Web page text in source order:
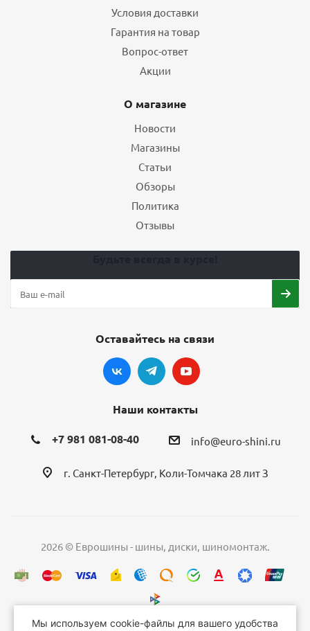
Условия доставки
Гарантия на товар
Вопрос-ответ
Акции
О магазине
Новости
Магазины
Статьи
Обзоры
Политика
Отзывы
Оставайтесь на связи
Наши контакты
+7 981 081-08-40 info@euro-shini.ru
г. Санкт-Петербург, Коли-Томчака 28 лит З
2026 © Еврошины - шины, диски, шиномонтаж.
Мы используем cookie-файлы для вашего удобства